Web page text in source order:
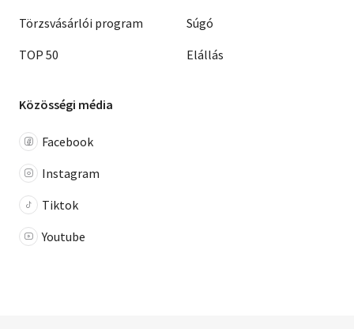
Törzsvásárlói program
TOP 50
Súgó
Elállás
Közösségi média
Facebook
Instagram
Tiktok
Youtube